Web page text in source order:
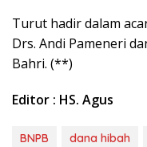
Turut hadir dalam
Drs. Andi Pameneri
Bahri. (**)
Editor : HS. Agus
BNPB dana hibah